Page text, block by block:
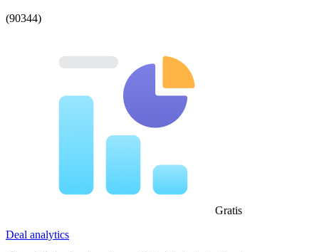
(90344)
Gratis
Deal analytics